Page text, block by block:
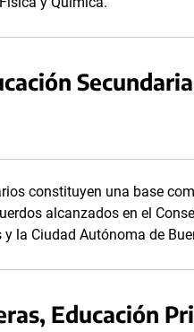
constituyen una base
alcanzados en el
la Ciudad Autónoma de
Educación